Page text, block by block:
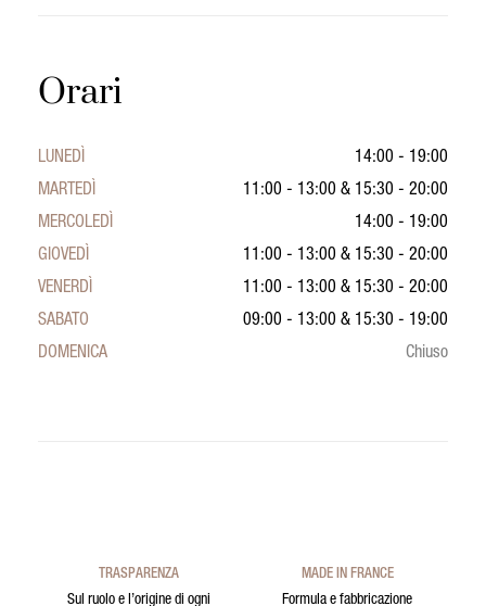
Orari
LUNEDÌ
14:00 - 19:00
MARTEDÌ
11:00 - 13:00 & 15:30 - 20:00
MERCOLEDÌ
14:00 - 19:00
GIOVEDÌ
11:00 - 13:00 & 15:30 - 20:00
VENERDÌ
11:00 - 13:00 & 15:30 - 20:00
SABATO
09:00 - 13:00 & 15:30 - 19:00
DOMENICA
Chiuso
TRASPARENZA
Sul ruolo e l’origine di ogni
MADE IN FRANCE
Formula e fabbricazione